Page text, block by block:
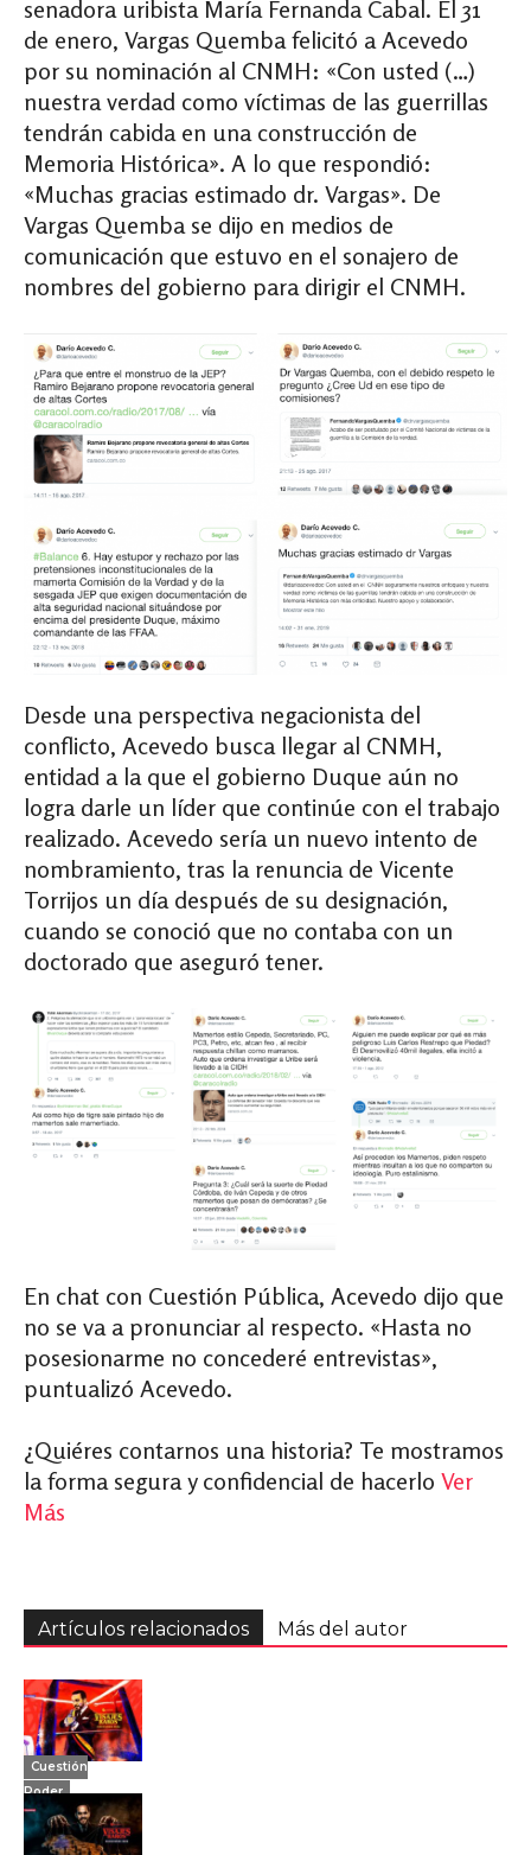
senadora uribista María Fernanda Cabal. El 31
de enero, Vargas Quemba felicitó a Acevedo
por su nominación al CNMH: «Con usted (…)
nuestra verdad como víctimas de las guerrillas
tendrán cabida en una construcción de
Memoria Histórica». A lo que respondió:
«Muchas gracias estimado dr. Vargas». De
Vargas Quemba se dijo en medios de
comunicación que estuvo en el sonajero de
nombres del gobierno para dirigir el CNMH.
Desde una perspectiva negacionista del
conflicto, Acevedo busca llegar al CNMH,
entidad a la que el gobierno Duque aún no
logra darle un líder que continúe con el trabajo
realizado. Acevedo sería un nuevo intento de
nombramiento, tras la renuncia de Vicente
Torrijos un día después de su designación,
cuando se conoció que no contaba con un
doctorado que aseguró tener.
En chat con Cuestión Pública, Acevedo dijo que
no se va a pronunciar al respecto. «Hasta no
posesionarme no concederé entrevistas»,
puntualizó Acevedo.
¿Quiéres contarnos una historia? Te mostramos
la forma segura y confidencial de hacerlo Ver
Más
Artículos relacionados Más del autor
Cuestión
Poder